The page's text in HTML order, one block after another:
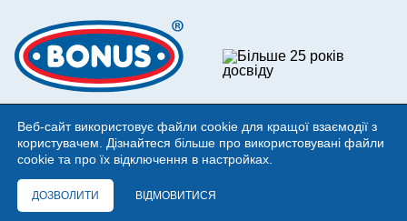
©1994 - 2026 Bonus Ltd. All rights reserved.
Веб-сайт використовує файли cookie для кращої взаємодії з
користувачем. Дізнайтеся більше про використовувані файли
cookie та про їх відключення в настройках.
ДОЗВОЛИТИ ВІДМОВИТИСЯ